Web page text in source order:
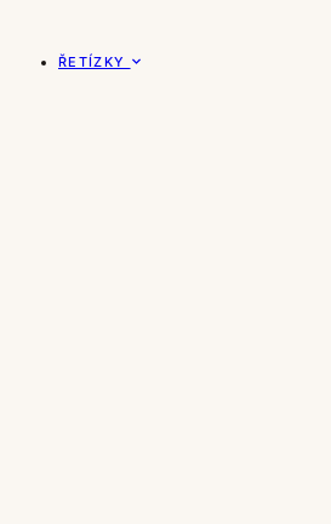
ŘETÍZKY